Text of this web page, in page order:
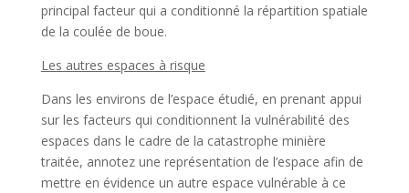
principal facteur qui a conditionné la répartition spatiale
de la coulée de boue.
Les autres espaces à risque
Dans les environs de l’espace étudié, en prenant appui
sur les facteurs qui conditionnent la vulnérabilité des
espaces dans le cadre de la catastrophe minière
traitée, annotez une représentation de l’espace afin de
mettre en évidence un autre espace vulnérable à ce